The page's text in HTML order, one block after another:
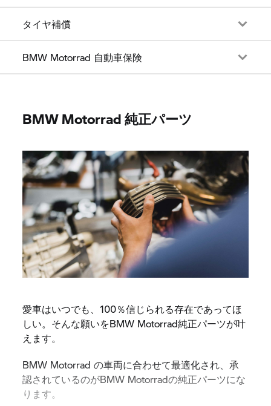
タイヤ補償
BMW Motorrad 自動車保険
BMW Motorrad 純正パーツ
愛車はいつでも、100％信じられる存在であってほ
しい。そんな願いをBMW Motorrad純正パーツが叶
えます。
BMW Motorrad の車両に合わせて最適化され、承
認されているのがBMW Motorradの純正パーツにな
ります。